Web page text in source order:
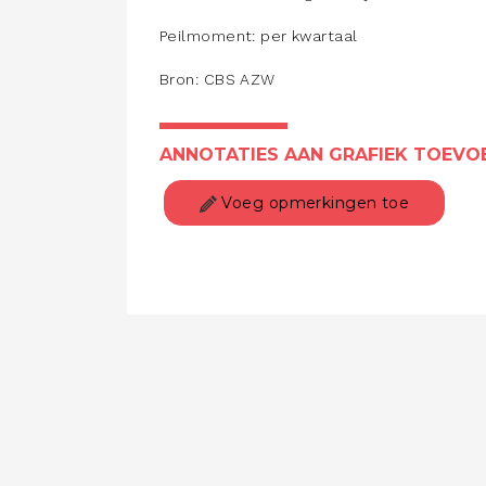
Peilmoment: per kwartaal
Bron: CBS AZW
ANNOTATIES AAN GRAFIEK
Voeg opmerkingen toe